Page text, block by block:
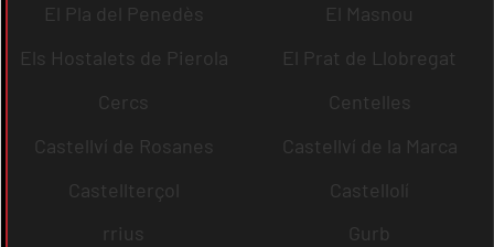
El Pla del Penedès
El Masnou
Els Hostalets de Pierola
El Prat de Llobregat
Cercs
Centelles
Castellví de Rosanes
Castellví de la Marca
Castellterçol
Castellolí
rrius
Gurb